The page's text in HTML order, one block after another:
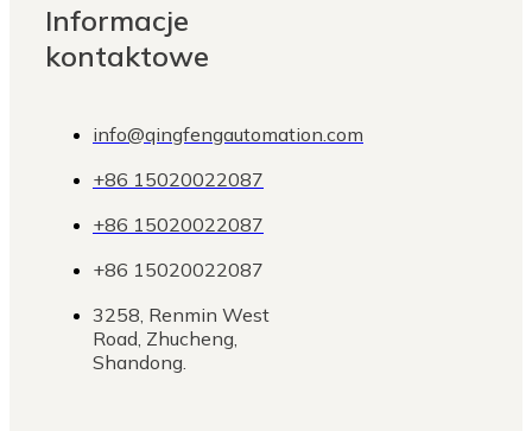
Informacje
kontaktowe
info@qingfengautomation.com
+86 15020022087
+86 15020022087
+86 15020022087
3258, Renmin West
Road, Zhucheng,
Shandong.